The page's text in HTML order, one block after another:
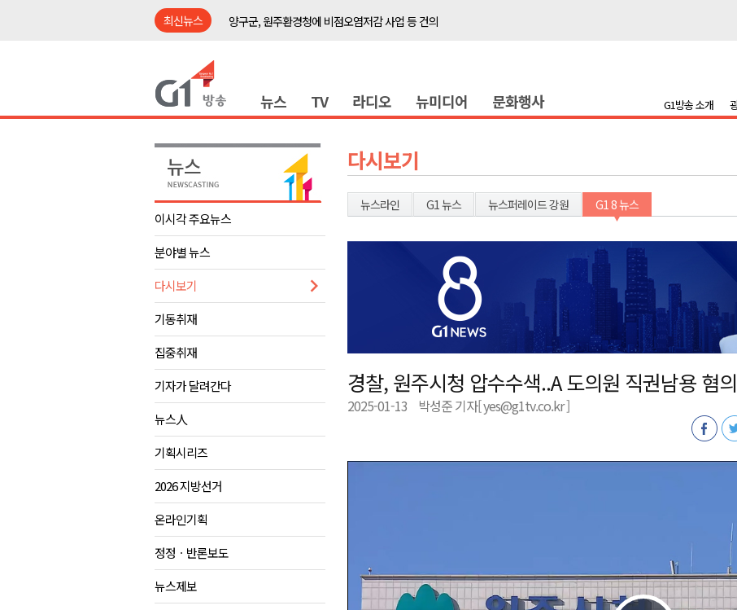
최신뉴스
양구군, 원주환경청에 비점오염저감 사업 등 건의
원주시, 하반기 중소기업육성자금 지원 접수
태백시, 28~29일 제5회 황부자 며느리 축제
오늘 극한폭염 계속..낮 최고 ‘영상 38도’
썩고, 무르고..농산물 피해 속출
양구군, 원주환경청에 비점오염저감 사업 등 건의
<강원랜드> 관광객이 인구 3배..싱가포르 복합리조트
<강원랜드> 마카오 카지노 "복합리조트로 진화 중"
강원도립대학교, 하반기 평생교육원 수강생 모집
태백시, 28~29일 제5회 황부자 며느리 축제
오늘 극한폭염 계속..낮 최고 ‘영상 38도’
썩고, 무르고..농산물 피해 속출
뉴스 TV 라디오 뉴미디어 문화행사 G1방송 소개
이시각 주요뉴스
분야별 뉴스
다시보기
기동취재
집중취재
기자가 달려간다
뉴스人
기획시리즈
2026 지방선거
온라인기획
정정ㆍ반론보도
뉴스제보
다시보기
뉴스라인 G1 뉴스 뉴스퍼레이드 강원 G1 8 뉴스
경찰, 원주시청 압수수색..A 도의원 직권남용 혐의
2025-01-13 박성준 기자[ yes@g1tv.co.kr ]